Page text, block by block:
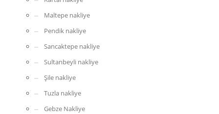
Maltepe nakliye
Pendik nakliye
Sancaktepe nakliye
Sultanbeyli nakliye
Şile nakliye
Tuzla nakliye
Gebze Nakliye